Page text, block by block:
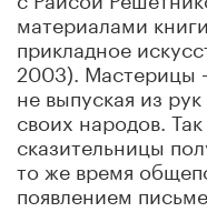
материалами
прикладное
2003). Мастерицы
не выпуская из
своих народов.
сказительницы
то же время
появлением